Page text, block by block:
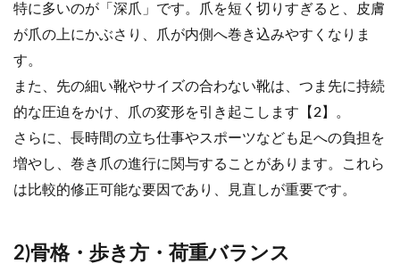
特に多いのが「深爪」です。爪を短く切りすぎると、皮膚
が爪の上にかぶさり、爪が内側へ巻き込みやすくなりま
す。
また、先の細い靴やサイズの合わない靴は、つま先に持続
的な圧迫をかけ、爪の変形を引き起こします【2】。
さらに、長時間の立ち仕事やスポーツなども足への負担を
増やし、巻き爪の進行に関与することがあります。これら
は比較的修正可能な要因であり、見直しが重要です。
2)骨格・歩き方・荷重バランス